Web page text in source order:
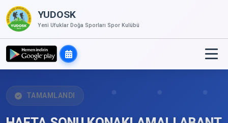
YUDOSK
Yeni Ufuklar Doğa Sporları Spor Kulübü
TAMAMLANDI